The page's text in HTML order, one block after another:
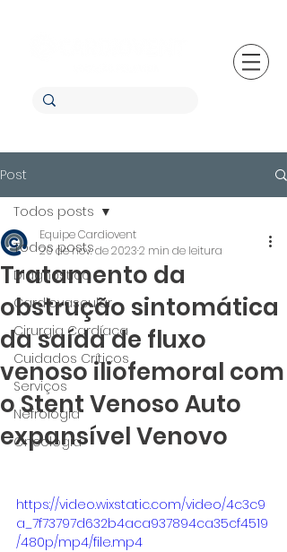
Post
Todos posts
Diagnóstico
Cardiovascular
Cirurgia Cardíaca
Cuidados Críticos
Serviços
Nefrologia
Oncologia
Todos posts
Tratamento da
obstrução sintomática
da saída de fluxo
venoso iliofemoral com
o Stent Venoso Auto
expansível Venovo
Equipe Cardiovent
20 de nov. de 20232 min de leitura
https://video.wixstatic.com/video/4c3c9
a_7f73797d632b4aca937894ca35cf4519
/480p/mp4/file.mp4